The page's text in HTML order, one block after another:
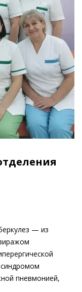
— из
пневмонией,